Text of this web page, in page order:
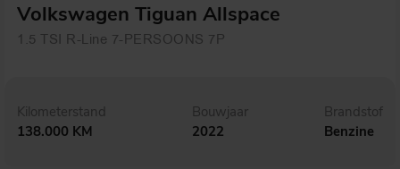
Volkswagen Tiguan Allspace
1.5 TSI R-Line 7-PERSOONS 7P
Kilometerstand
138.000 KM
Bouwjaar
2022
Brandstof
Benzine